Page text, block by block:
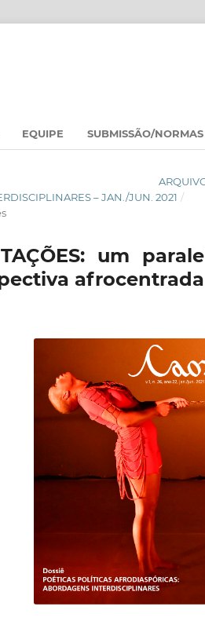
EQUIPE SUBMISSÃO/NORMAS
– JAN./JUN. 2021 /
um
afrocentrada